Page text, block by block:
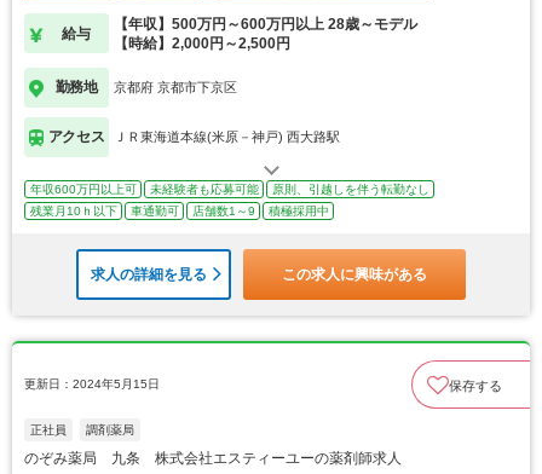
給与
【年収】500万円～600万円以上 28歳～モデル
【時給】2,000円～2,500円
勤務地 京都府 京都市下京区
アクセス ＪＲ東海道本線(米原－神戸) 西大路駅
年収600万円以上可 未経験者も応募可能
原則、引越しを伴う転勤なし
残業月10ｈ以下
車通勤可 店舗数1～9 積極採用中
求人の詳細を見る この求人に興味がある
更新日：2024年5月15日 保存する
正社員 調剤薬局
のぞみ薬局 九条 株式会社エスティーユーの薬剤師求人